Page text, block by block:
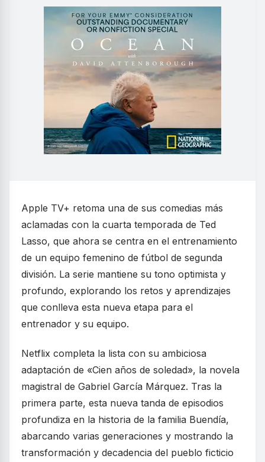
Apple TV+ retoma una de sus comedias más
aclamadas con la cuarta temporada de Ted
Lasso, que ahora se centra en el entrenamiento
de un equipo femenino de fútbol de segunda
división. La serie mantiene su tono optimista y
profundo, explorando los retos y aprendizajes
que conlleva esta nueva etapa para el
entrenador y su equipo.
Netflix completa la lista con su ambiciosa
adaptación de «Cien años de soledad», la novela
magistral de Gabriel García Márquez. Tras la
primera parte, esta nueva tanda de episodios
profundiza en la historia de la familia Buendía,
abarcando varias generaciones y mostrando la
transformación y decadencia del pueblo ficticio